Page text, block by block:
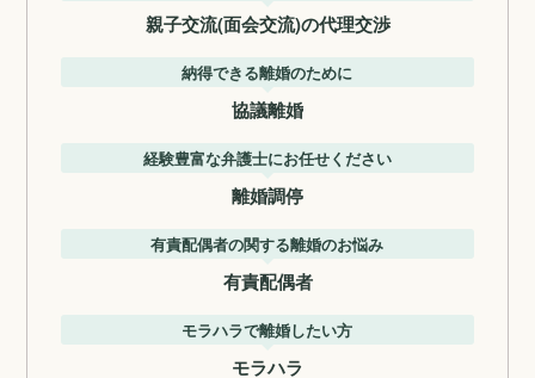
親子交流(面会交流)の代理交渉
納得できる離婚のために
協議離婚
経験豊富な弁護士にお任せください
離婚調停
有責配偶者の関する離婚のお悩み
有責配偶者
モラハラで離婚したい方
モラハラ